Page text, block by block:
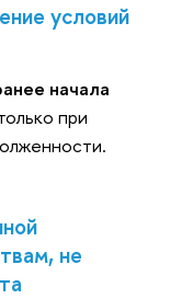
условий
начала
при
не